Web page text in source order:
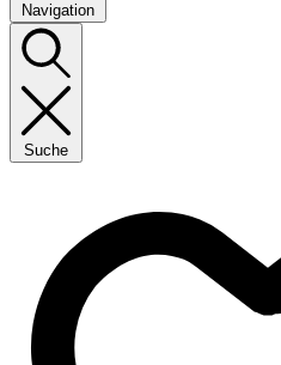
Navigation
Suche